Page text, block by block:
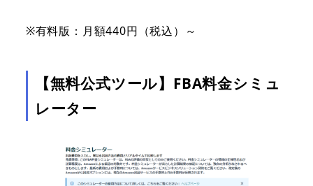
※有料版：月額440円（税込）～
【無料公式ツール】FBA料金シミュ
レーター